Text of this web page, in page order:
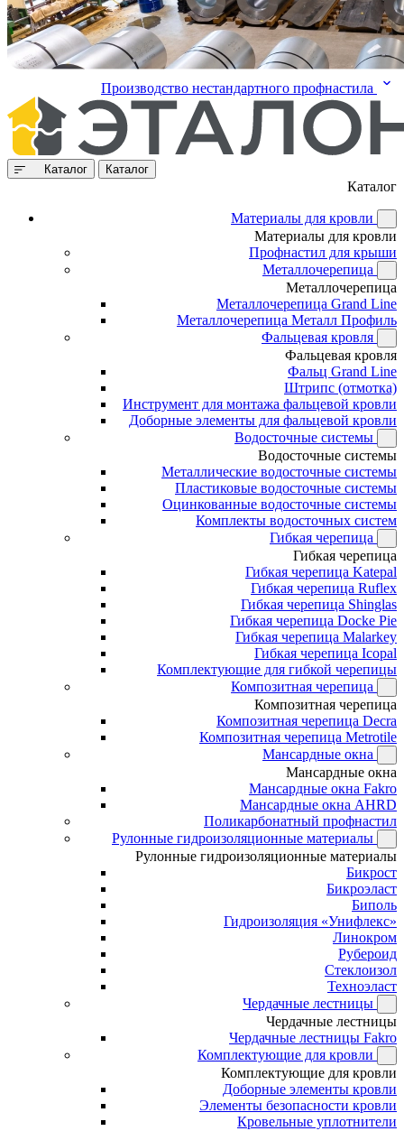
Производство нестандартного профнастила
Каталог Каталог
Каталог
Материалы для кровли
Материалы для кровли
Профнастил для крыши
Металлочерепица
Металлочерепица
Металлочерепица Grand Line
Металлочерепица Металл Профиль
Фальцевая кровля
Фальцевая кровля
Фальц Grand Line
Штрипс (отмотка)
Инструмент для монтажа фальцевой кровли
Доборные элементы для фальцевой кровли
Водосточные системы
Водосточные системы
Металлические водосточные системы
Пластиковые водосточные системы
Оцинкованные водосточные системы
Комплекты водосточных систем
Гибкая черепица
Гибкая черепица
Гибкая черепица Katepal
Гибкая черепица Ruflex
Гибкая черепица Shinglas
Гибкая черепица Docke Pie
Гибкая черепица Malarkey
Гибкая черепица Icopal
Комплектующие для гибкой черепицы
Композитная черепица
Композитная черепица
Композитная черепица Decra
Композитная черепица Metrotile
Мансардные окна
Мансардные окна
Мансардные окна Fakro
Мансардные окна AHRD
Поликарбонатный профнастил
Рулонные гидроизоляционные материалы
Рулонные гидроизоляционные материалы
Бикрост
Бикроэласт
Биполь
Гидроизоляция «Унифлекс»
Линокром
Рубероид
Стеклоизол
Техноэласт
Чердачные лестницы
Чердачные лестницы
Чердачные лестницы Fakro
Комплектующие для кровли
Комплектующие для кровли
Доборные элементы кровли
Элементы безопасности кровли
Кровельные уплотнители